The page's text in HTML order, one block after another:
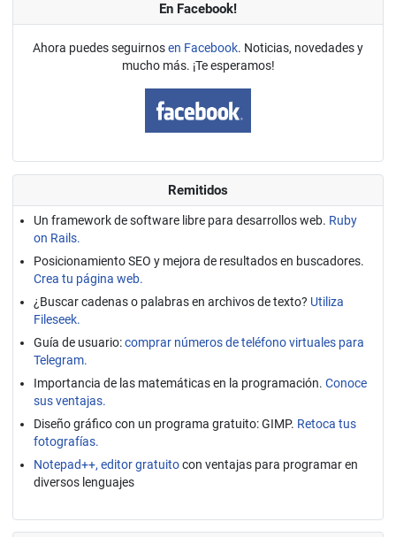
En Facebook!
Ahora puedes seguirnosen Facebook. Noticias, novedades y
mucho más. ¡Te esperamos!
Remitidos
Un framework de software libre para desarrollos web. Ruby
on Rails.
Posicionamiento SEO y mejora de resultados en buscadores.
Crea tu página web.
¿Buscar cadenas o palabras en archivos de texto? Utiliza
Fileseek.
Guía de usuario:comprar números de teléfono virtuales para
Telegram.
Importancia de las matemáticas en la programación. Conoce
sus ventajas.
Diseño gráfico con un programa gratuito: GIMP. Retoca tus
fotografías.
Notepad++, editor gratuitocon ventajas para programar en
diversos lenguajes